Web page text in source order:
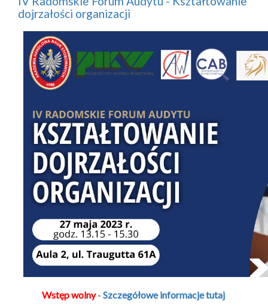
dojrzałości organizacji
Wstęp wolny- Szczegółowe informacje tutaj